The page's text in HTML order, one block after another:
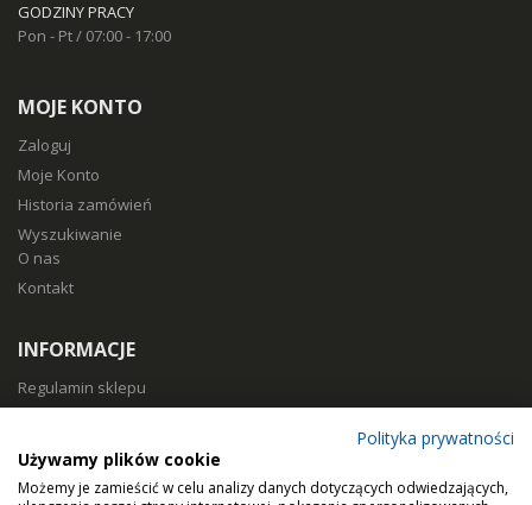
GODZINY PRACY
Pon - Pt / 07:00 - 17:00
MOJE KONTO
Zaloguj
Moje Konto
Historia zamówień
Wyszukiwanie
O nas
Kontakt
INFORMACJE
Regulamin sklepu
Koszty i czas dostawy
Zwroty i reklamacje
Polityka prywatności
Używamy plików cookie
Możemy je zamieścić w celu analizy danych dotyczących odwiedzających,